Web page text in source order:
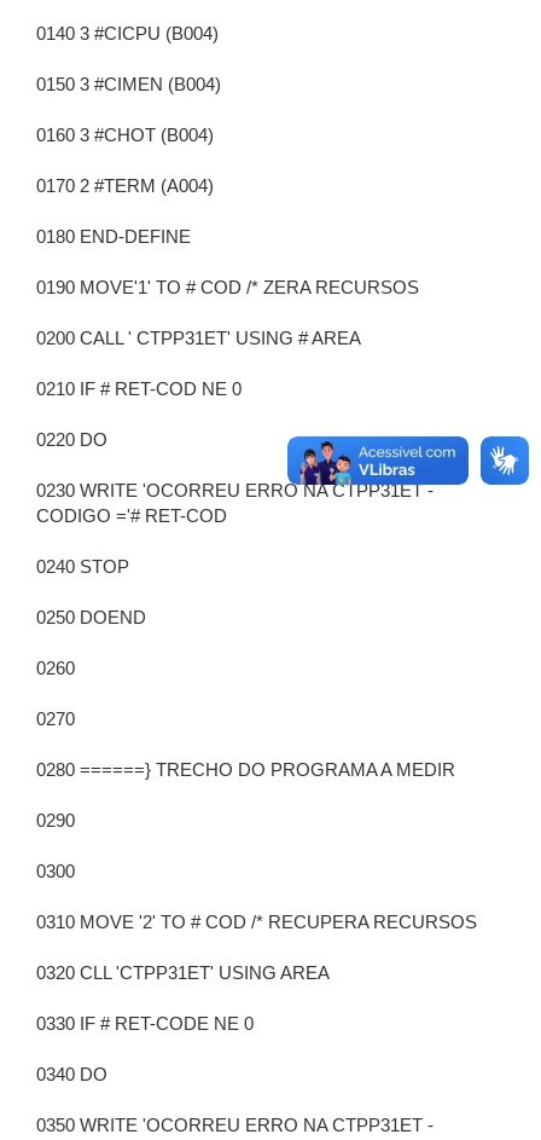
0140 3 #CICPU (B004)
0150 3 #CIMEN (B004)
0160 3 #CHOT (B004)
0170 2 #TERM (A004)
0180 END-DEFINE
0190 MOVE'1' TO # COD /* ZERA RECURSOS
0200 CALL ' CTPP31ET' USING # AREA
0210 IF # RET-COD NE 0
0220 DO
0230 WRITE 'OCORREU ERRO NA CTPP31ET -
CODIGO ='# RET-COD
0240 STOP
0250 DOEND
0260
0270
0280 ======} TRECHO DO PROGRAMA A MEDIR
0290
0300
0310 MOVE '2' TO # COD /* RECUPERA RECURSOS
0320 CLL 'CTPP31ET' USING AREA
0330 IF # RET-CODE NE 0
0340 DO
0350 WRITE 'OCORREU ERRO NA CTPP31ET -